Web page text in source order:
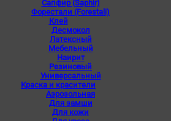
Сапфир (Saphir)
Форестали (Forestali)
Клей
Десмокол
Латексный
Мебельный
Наирит
Резиновый
Универсальный
Краска и красители
Аэрозольная
Для замши
Для кожи